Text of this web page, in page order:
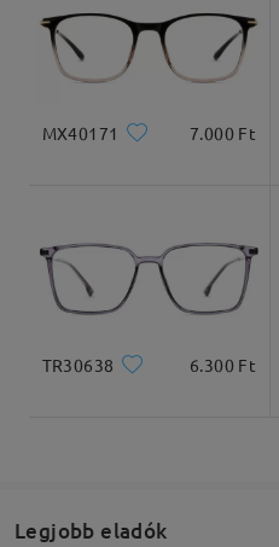
Arcforma:
Szögletes és kerek
20cm/
Teljes szélesség
Kiszállítva
MX40171 7.000 Ft
TR30638 6.300 Ft
Legjobb eladók